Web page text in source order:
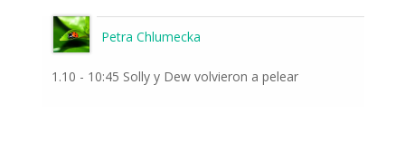
Petra Chlumecka
1.10 - 10:45 Solly y Dew volvieron a pelear